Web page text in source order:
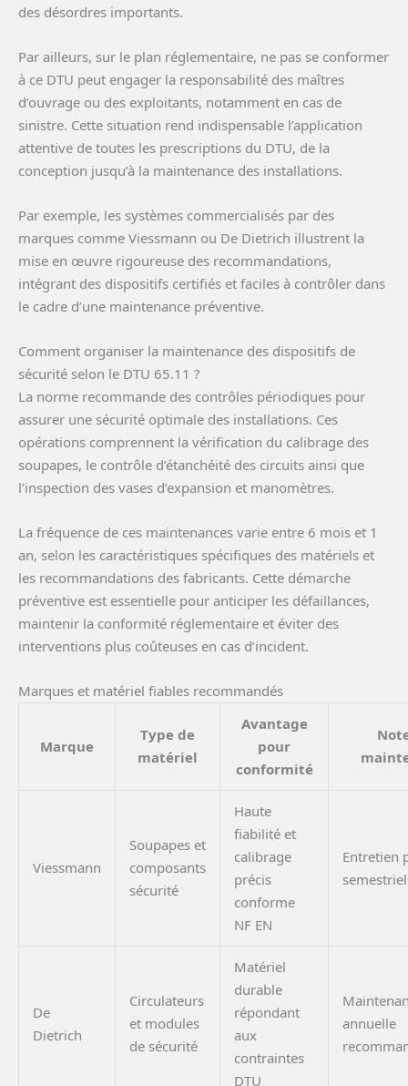
des désordres importants.
Par ailleurs, sur le plan réglementaire, ne pas se conformer
à ce DTU peut engager la responsabilité des maîtres
d’ouvrage ou des exploitants, notamment en cas de
sinistre. Cette situation rend indispensable l’application
attentive de toutes les prescriptions du DTU, de la
conception jusqu’à la maintenance des installations.
Par exemple, les systèmes commercialisés par des
marques comme Viessmann ou De Dietrich illustrent la
mise en œuvre rigoureuse des recommandations,
intégrant des dispositifs certifiés et faciles à contrôler dans
le cadre d’une maintenance préventive.
Comment organiser la maintenance des dispositifs de
sécurité selon le DTU 65.11 ?
La norme recommande des contrôles périodiques pour
assurer une sécurité optimale des installations. Ces
opérations comprennent la vérification du calibrage des
soupapes, le contrôle d’étanchéité des circuits ainsi que
l’inspection des vases d’expansion et manomètres.
La fréquence de ces maintenances varie entre 6 mois et 1
an, selon les caractéristiques spécifiques des matériels et
les recommandations des fabricants. Cette démarche
préventive est essentielle pour anticiper les défaillances,
maintenir la conformité réglementaire et éviter des
interventions plus coûteuses en cas d’incident.
Marques et matériel fiables recommandés
Marque
Type de
matériel
Avantage
pour
conformité
Viessmann
Soupapes et
composants
sécurité
Haute
fiabilité et
calibrage
précis
conforme
NF EN
Entretien
semestriel
De
Dietrich
Circulateurs
et modules
de sécurité
Matériel
durable
répondant
aux
contraintes
DTU
annuelle